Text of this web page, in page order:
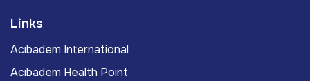
Links
Acıbadem International
Acıbadem Health Point